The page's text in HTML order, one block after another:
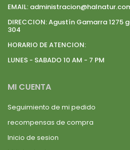
EMAIL:
DIRECCION:Agustín Gamarra 1275
304
HORARIO DE ATENCION:
LUNES - SABADO 10 AM - 7 PM
MI CUENTA
Seguimiento de mi pedido
recompensas de compra
Inicio de sesion